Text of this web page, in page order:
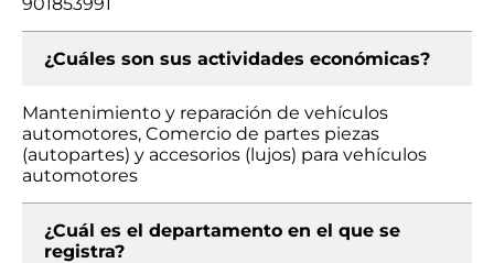
¿Cuáles son sus actividades económicas?
Mantenimiento y reparación de vehículos
automotores, Comercio de partes piezas
(autopartes) y accesorios (lujos) para vehículos
automotores
¿Cuál es el departamento en el que se
registra?